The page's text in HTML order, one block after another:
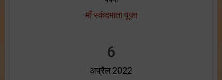
माँ स्कंदमाता पूजा
6
अप्रैल 2022